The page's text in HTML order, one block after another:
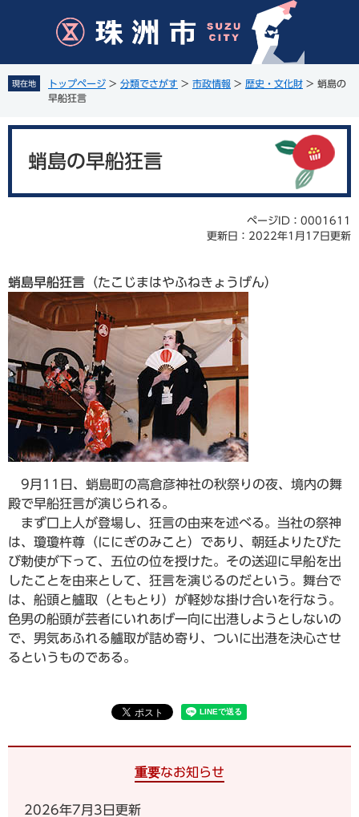
先
頭
す
を
飛
し
現在地 トップページ > 分類でさがす > 市政情報 > 歴史・文化財 > 蛸島の
早船狂言
蛸島の早船狂言
ページID：0001611
更新日：2022年1月17日更新
蛸島早船狂言 （たこじまはやふねきょうげん）
9月11日、蛸島町の高倉彦神社の秋祭りの夜、境内の舞
殿で早船狂言が演じられる。
まず口上人が登場し、狂言の由来を述べる。当社の祭神
は、瓊瓊杵尊（ににぎのみこと）であり、朝廷よりたびた
び勅使が下って、五位の位を授けた。その送迎に早船を出
したことを由来として、狂言を演じるのだという。舞台で
は、船頭と艫取（ともとり）が軽妙な掛け合いを行なう。
色男の船頭が芸者にいれあげ一向に出港しようとしないの
で、男気あふれる艫取が詰め寄り、ついに出港を決心させ
るというものである。
重要なお知らせ
2026年7月3日更新